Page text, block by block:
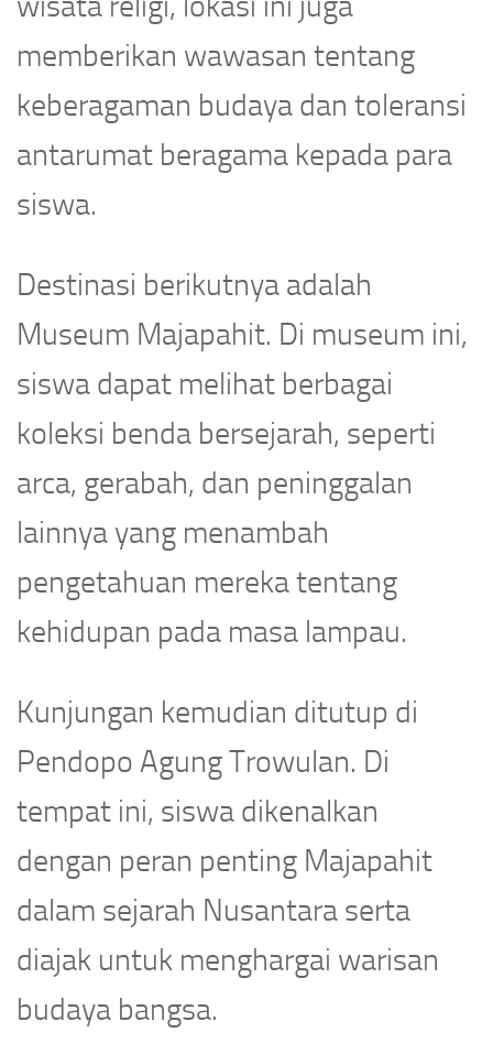
memberikan wawasan tentang
keberagaman budaya dan toleransi
antarumat beragama kepada para
siswa.
Destinasi berikutnya adalah
Museum Majapahit. Di museum ini,
siswa dapat melihat berbagai
koleksi benda bersejarah, seperti
arca, gerabah, dan peninggalan
lainnya yang menambah
pengetahuan mereka tentang
kehidupan pada masa lampau.
Kunjungan kemudian ditutup di
Pendopo Agung Trowulan. Di
tempat ini, siswa dikenalkan
dengan peran penting Majapahit
dalam sejarah Nusantara serta
diajak untuk menghargai warisan
budaya bangsa.